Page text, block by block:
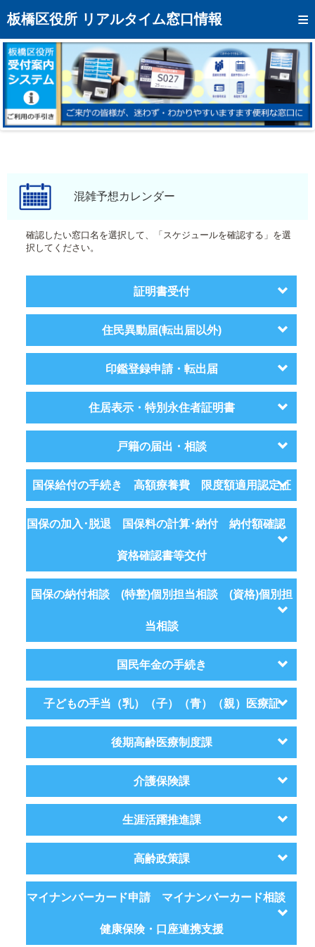
板橋区役所 リアルタイム窓口情報
トップページへ
混雑予想カレンダー
リアルタイム混雑状況
リアルタイム受付番号状況
メール通知登録
モバイルサイト
区役所フロアマップ
混雑予想カレンダー
確認したい窓口名を選択して、「スケジュールを確認する」を選
択してください。
証明書受付
住民異動届(転出届以外)
印鑑登録申請・転出届
住居表示・特別永住者証明書
戸籍の届出・相談
国保給付の手続き 高額療養費 限度額適用認定証
国保の加入･脱退 国保料の計算･納付 納付額確認
資格確認書等交付
国保の納付相談 (特整)個別担当相談 (資格)個別担
当相談
国民年金の手続き
子どもの手当（乳）（子）（青）（親）医療証
後期高齢医療制度課
介護保険課
生涯活躍推進課
高齢政策課
マイナンバーカード申請 マイナンバーカード相談
健康保険・口座連携支援